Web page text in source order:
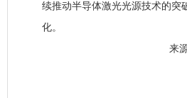
续推动半导体激光光源技术的突
化。
来